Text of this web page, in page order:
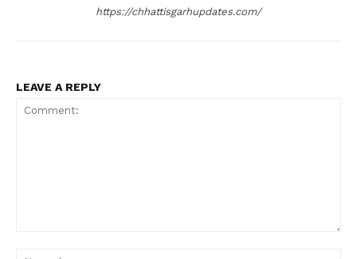
https://chhattisgarhupdates.com/
LEAVE A REPLY